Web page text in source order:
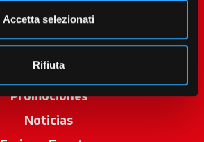
Accetta selezionati
Rifiuta
McCormick World
Productos
Servicios
Promociones
Noticias